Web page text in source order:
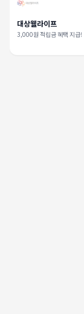
대상웰라이프
3,000원 적립금 혜택 지급!